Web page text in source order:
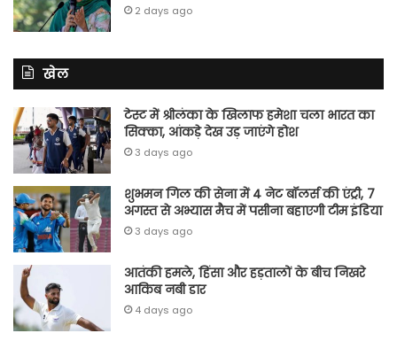
2 days ago
खेल
टेस्ट में श्रीलंका के खिलाफ हमेशा चला भारत का
सिक्का, आंकड़े देख उड़ जाएंगे होश
3 days ago
शुभमन गिल की सेना में 4 नेट बॉलर्स की एंट्री, 7
अगस्त से अभ्यास मैच में पसीना बहाएगी टीम इंडिया
3 days ago
आतंकी हमले, हिंसा और हड़तालों के बीच निखरे
आकिब नबी डार
4 days ago